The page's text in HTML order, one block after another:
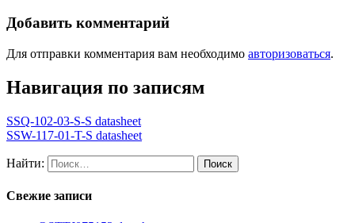
Добавить комментарий
Для отправки комментария вам необходимо авторизоваться.
Навигация по записям
SSQ-102-03-S-S datasheet
SSW-117-01-T-S datasheet
Найти:
Свежие записи